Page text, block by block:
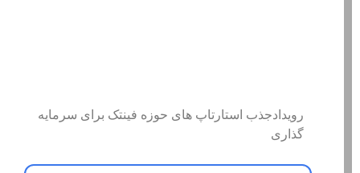
رویدادجذب استارتاپ های حوزه فینتک برای سرمایه
گذاری